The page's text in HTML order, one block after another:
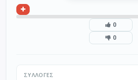
0
0
ΣΥΛΛΟΓΈΣ